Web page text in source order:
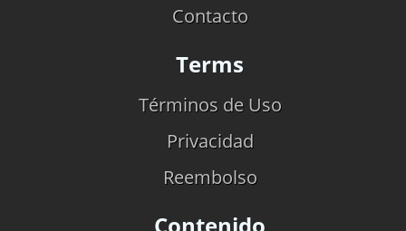
Contacto
Terms
Términos de Uso
Privacidad
Reembolso